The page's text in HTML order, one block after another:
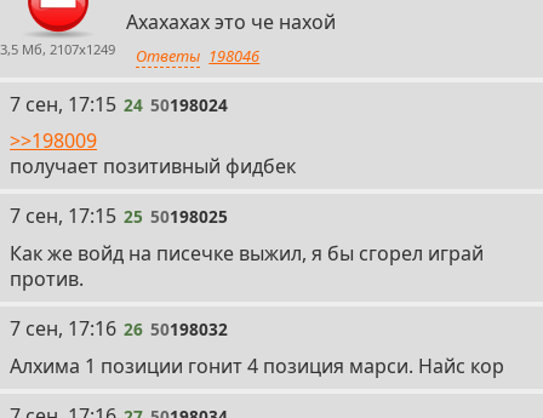
3,5 Мб, 2107x1249
Ахахахах это че нахой
Ответы 198046
24
7 сен, 17:15 24 50198024
>>198009
получает позитивный фидбек
25
7 сен, 17:15 25 50198025
Как же войд на писечке выжил, я бы сгорел играй
против.
26
7 сен, 17:16 26 50198032
Алхима 1 позиции гонит 4 позиция марси. Найс кор